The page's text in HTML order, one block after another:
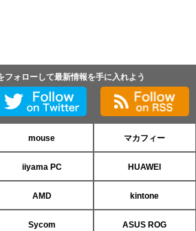
フォローして最新情報を手に入れよう
mouse マカフィー
iiyama PC HUAWEI
AMD kintone
Sycom ASUS ROG